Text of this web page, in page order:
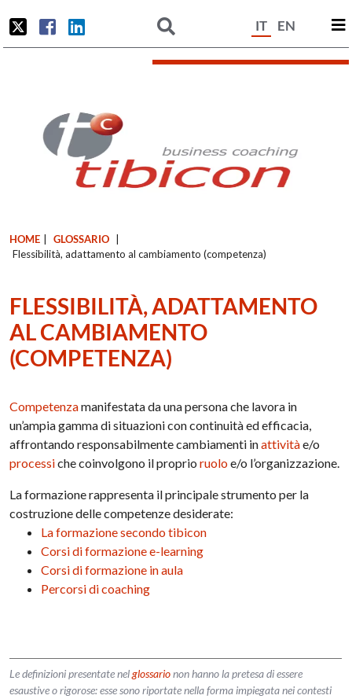
IT EN
HOME GLOSSARIO
Flessibilità, adattamento al cambiamento (competenza)
FLESSIBILITÀ, ADATTAMENTO
AL CAMBIAMENTO
(COMPETENZA)
Competenzamanifestata da una persona che lavora in
un’ampia gamma di situazioni con continuità ed efficacia,
affrontando responsabilmente cambiamenti inattivitàe/o
processiche coinvolgono il proprioruoloe/o l’organizzazione.
La formazione rappresenta il principale strumento per la
costruzione delle competenze desiderate:
La formazione secondo tibicon
Corsi di formazione e-learning
Corsi di formazione in aula
Percorsi di coaching
Le definizioni presentate nelglossarionon hanno la pretesa di essere
esaustive o rigorose: esse sono riportate nella forma impiegata nei contesti